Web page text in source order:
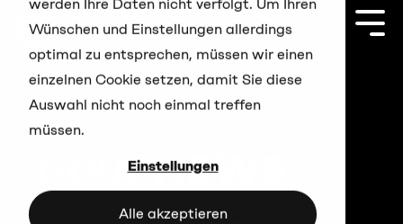
werden Ihre Daten nicht verfolgt. Um Ihren
Wünschen und Einstellungen allerdings
optimal zu entsprechen, müssen wir einen
einzelnen Cookie setzen, damit Sie diese
Auswahl nicht noch einmal treffen
müssen.
Einstellungen
Alle akzeptieren
Zum
Hauptinhalt
GOODNEWS